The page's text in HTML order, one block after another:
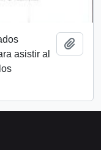
asistir al